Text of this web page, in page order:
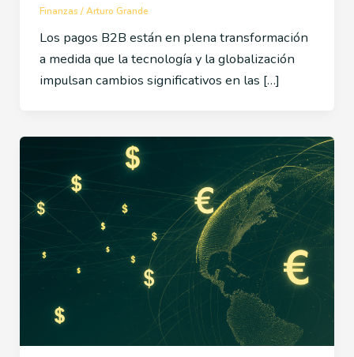
Finanzas /Arturo Grande
Los pagos B2B están en plena transformación
a medida que la tecnología y la globalización
impulsan cambios significativos en las […]